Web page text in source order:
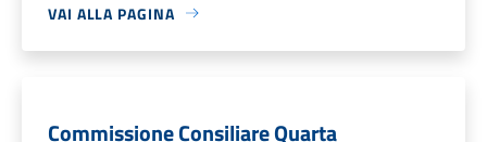
VAI ALLA PAGINA
Commissione Consiliare Quarta